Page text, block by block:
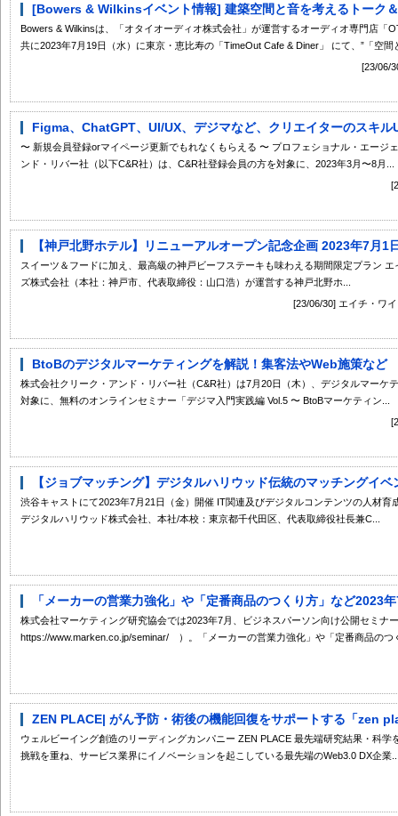
[Bowers & Wilkinsイベント情報] 建築空間と音を考えるトーク
Bowers & Wilkinsは、「オタイオーディオ株式会社」が運営するオーディオ専門店「
共に2023年7月19日（水）に東京・恵比寿の「TimeOut Cafe & Diner」 にて、”「空間
[23/06/
Figma、ChatGPT、UI/UX、デジマなど、クリエイターのスキル
〜 新規会員登録orマイページ更新でもれなくもらえる 〜 プロフェショナル・エージ
ンド・リバー社（以下C&R社）は、C&R社登録会員の方を対象に、2023年3月〜8月...
【神戸北野ホテル】リニューアルオープン記念企画 2023年7月1
スイーツ＆フードに加え、最高級の神戸ビーフステーキも味わえる期間限定プラン
ズ株式会社（本社：神戸市、代表取締役：山口浩）が運営する神戸北野ホ...
[23/06/30] エイチ・ワ
BtoBのデジタルマーケティングを解説！集客法やWeb施策な
株式会社クリーク・アンド・リバー社（C&R社）は7月20日（木）、デジタルマーケ
対象に、無料のオンラインセミナー「デジマ入門実践編 Vol.5 〜 BtoBマーケティン...
【ジョブマッチング】デジタルハリウッド伝統のマッチングイ
渋谷キャストにて2023年7月21日（金）開催 IT関連及びデジタルコンテンツの人材
デジタルハリウッド株式会社、本社/本校：東京都千代田区、代表取締役社長兼C...
「メーカーの営業力強化」や「定番商品のつくり方」など2023
株式会社マーケティング研究協会では2023年7月、ビジネスパーソン向け公開セミ
https://www.marken.co.jp/seminar/ ）。「メーカーの営業力強化」や「定番商品のつ
ZEN PLACE| がん予防・術後の機能回復をサポートする「zen
ウェルビーイング創造のリーディングカンパニー ZEN PLACE 最先端研究結果・科
挑戦を重ね、サービス業界にイノベーションを起こしている最先端のWeb3.0 DX企業